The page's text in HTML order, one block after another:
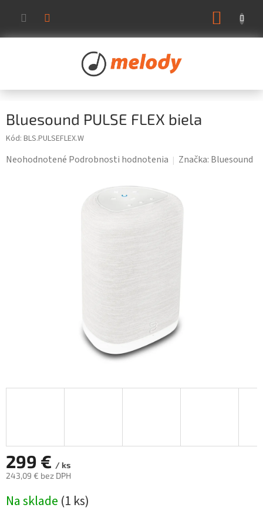
obsah
Bluesound PULSE FLEX biela
Kód: BLS.PULSEFLEX.W
Priemerné
Neohodnotené Podrobnosti hodnotenia Značka: Bluesound
299 € / ks
243,09 € bez DPH
cena:
Na sklade (1 ks)